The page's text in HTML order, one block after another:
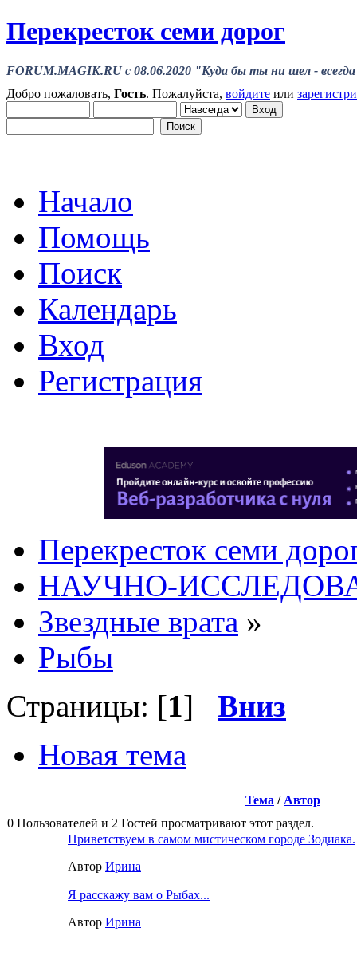
Перекресток семи дорог
FORUM.MAGIK.RU c 08.06.2020 "Куда бы ты ни шел - всегда
Добро пожаловать, Гость. Пожалуйста, войдите или
Начало
Помощь
Поиск
Календарь
Вход
Регистрация
Перекресток семи
НАУЧНО-
Звездные врата »
Рыбы
Страницы: [1] Вниз
Новая тема
Тема / Автор
0 Пользователей и 2 Гостей просматривают этот раздел.
Приветствуем в самом мистическом городе Зодиака.
Автор Ирина
Я расскажу вам о Рыбах...
Автор Ирина